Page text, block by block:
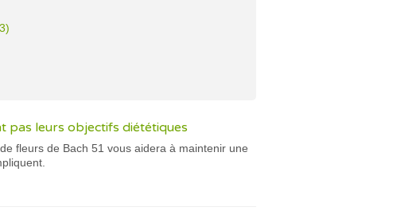
pas leurs objectifs diététiques
fleurs de Bach 51 vous aidera à maintenir une